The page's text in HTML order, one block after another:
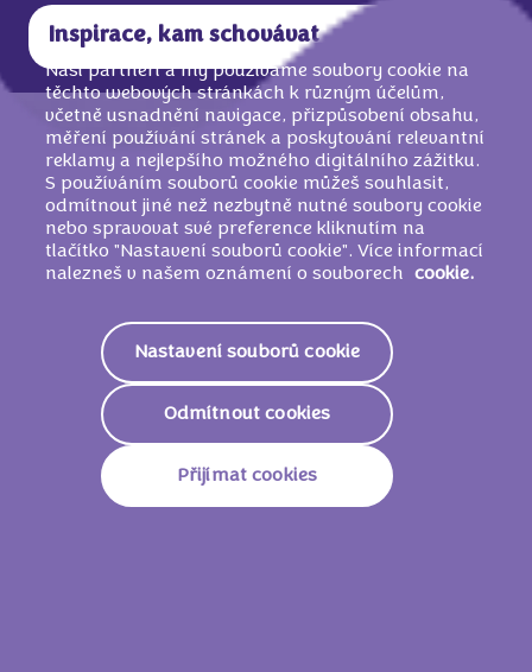
Inspirace, kam schovávat
Hledáš nejlepší místo, kam zajíčka
schovat? Máme pro tebe několik super
tipů na osvědčená i kreativní místa.
Naši partneři a my používáme soubory cookie na
těchto webových stránkách k různým účelům,
včetně usnadnění navigace, přizpůsobení obsahu,
měření používání stránek a poskytování relevantní
reklamy a nejlepšího možného digitálního zážitku.
S používáním souborů cookie můžeš souhlasit,
odmítnout jiné než nezbytně nutné soubory cookie
nebo spravovat své preference kliknutím na
tlačítko "Nastavení souborů cookie". Více informací
nalezneš v našem oznámení o souborech
cookie.
Nastavení souborů cookie
Odmítnout cookies
Přijímat cookies